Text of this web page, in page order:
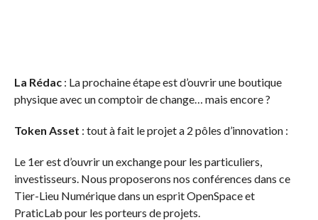
La Rédac : La prochaine étape est d’ouvrir une boutique
physique avec un comptoir de change… mais encore ?
Token Asset : tout à fait le projet a 2 pôles d’innovation :
Le 1er est d’ouvrir un exchange pour les particuliers,
investisseurs. Nous proposerons nos conférences dans ce
Tier-Lieu Numérique dans un esprit OpenSpace et
PraticLab pour les porteurs de projets.